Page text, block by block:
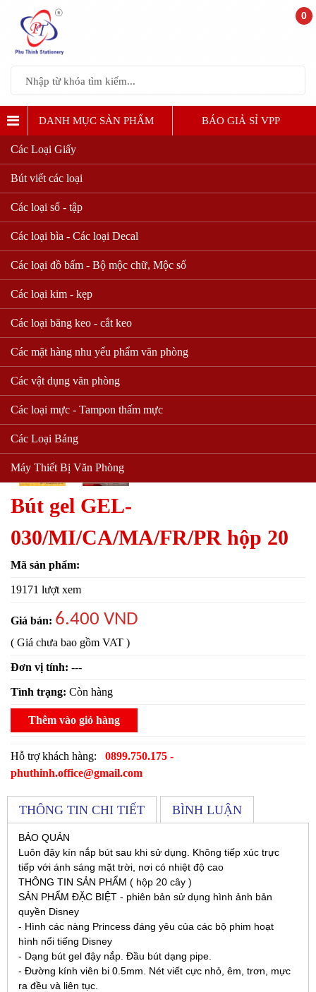
DANH MỤC SẢN PHẨM BÁO GIẢ SỈ VPP
Các Loại Giấy
Bút viết các loại
Các loại sổ - tập
Các loại bìa - Các loại Decal
Các loại đồ bấm - Bộ mộc chữ, Mộc số
Các loại kim - kẹp
Các loại băng keo - cắt keo
Các mặt hàng nhu yếu phẩm văn phòng
Các vật dụng văn phòng
Các loại mực - Tampon thấm mực
Các Loại Bảng
Máy Thiết Bị Văn Phòng
Bút gel GEL-
030/MI/CA/MA/FR/PR hộp 20
Mã sản phẩm:
19171 lượt xem
Giá bán: 6.400 VND
( Giá chưa bao gồm VAT )
Đơn vị tính: ---
Tình trạng: Còn hàng
Thêm vào giỏ hàng
Hỗ trợ khách hàng: 0899.750.175 -
phuthinh.office@gmail.com
THÔNG TIN CHI TIẾT BÌNH LUẬN
BẢO QUẢN
Luôn đậy kín nắp bút sau khi sử dụng. Không tiếp xúc trực
tiếp với ánh sáng mặt trời, nơi có nhiệt độ cao
THÔNG TIN SẢN PHẨM ( hộp 20 cây )
SẢN PHẨM ĐẶC BIỆT - phiên bản sử dụng hình ảnh bản
quyền Disney
- Hình các nàng Princess đáng yêu của các bộ phim hoạt
hình nổi tiếng Disney
- Dạng bút gel đậy nắp. Đầu bút dạng pipe.
- Đường kính viên bi 0.5mm. Nét viết cực nhỏ, êm, trơn, mực
ra đều và liên tục.
0